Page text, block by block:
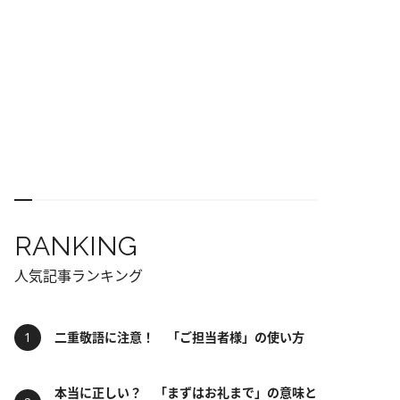
RANKING
人気記事ランキング
二重敬語に注意！ 「ご担当者様」の使い方
本当に正しい？ 「まずはお礼まで」の意味と